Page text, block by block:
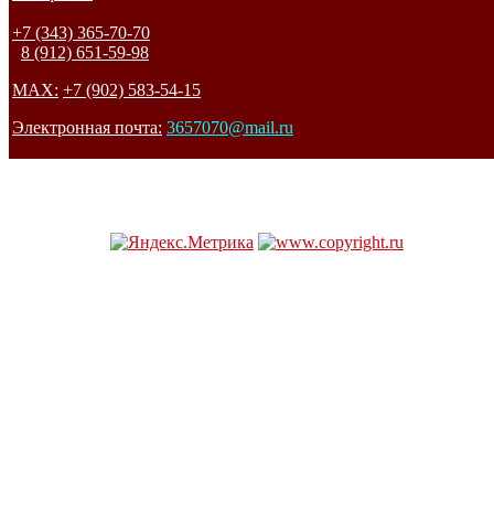
+7 (343) 365-70-70
8 (912) 651-59-98
MAX: +7 (902) 583-54-15
Электронная почта: 3657070@mail.ru